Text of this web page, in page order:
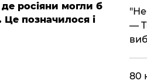
росіяни могли б
Це позначилося і
—
​80